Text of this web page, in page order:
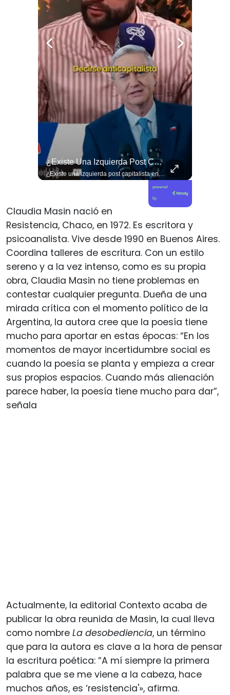
¿Existe Una Izquierda Post Capitalista En Chile?
¿Existe una izquierda post capitalista en Chile? 🤔 Esta semana tuvimos panelazo en Gobierno de Emergencia con @giordanociudadano @jpsanhuezatortella y @naticastilloabogada 🔥
powered
by
Claudia Masin nació en
Resistencia, Chaco, en 1972. Es escritora y
psicoanalista. Vive desde 1990 en Buenos Aires.
Coordina talleres de escritura. Con un estilo
sereno y a la vez intenso, como es su propia
obra, Claudia Masin no tiene problemas en
contestar cualquier pregunta. Dueña de una
mirada crítica con el momento político de la
Argentina, la autora cree que la poesía tiene
mucho para aportar en estas épocas: “En los
momentos de mayor incertidumbre social es
cuando la poesía se planta y empieza a crear
sus propios espacios. Cuando más alienación
parece haber, la poesía tiene mucho para dar”,
señala
Actualmente, la editorial Contexto acaba de
publicar la obra reunida de Masin, la cual lleva
como nombre La desobediencia, un término
que para la autora es clave a la hora de pensar
la escritura poética: “A mí siempre la primera
palabra que se me viene a la cabeza, hace
muchos años, es ‘resistencia'», afirma.